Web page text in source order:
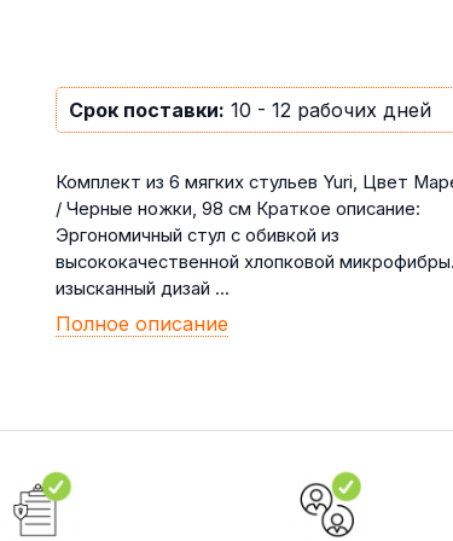
Срок поставки: 10 - 12 рабочих дней
Комплект из 6 мягких стульев Yuri, Цвет
/ Черные ножки, 98 см Краткое описание:
Эргономичный стул с обивкой из
высококачественной хлопковой
изысканный дизай ...
Полное описание